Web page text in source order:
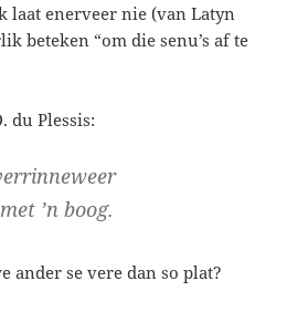
enerveer nie (van Latyn
beteken “om die senu’s af te
du Plessis:
’n boog.
ander se vere dan so plat?